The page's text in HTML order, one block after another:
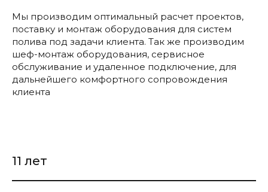
Мы производим оптимальный расчет проектов,
поставку и монтаж оборудования для систем
полива под задачи клиента. Так же производим
шеф-монтаж оборудования, сервисное
обслуживание и удаленное подключение, для
дальнейшего комфортного сопровождения
клиента
11 лет